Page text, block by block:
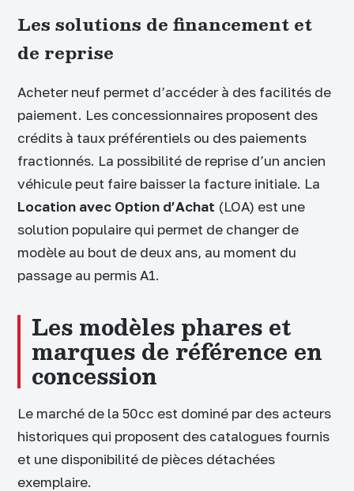
Les solutions de financement et
de reprise
Acheter neuf permet d’accéder à des facilités de
paiement. Les concessionnaires proposent des
crédits à taux préférentiels ou des paiements
fractionnés. La possibilité de reprise d’un ancien
véhicule peut faire baisser la facture initiale. La
Location avec Option d’Achat (LOA) est une
solution populaire qui permet de changer de
modèle au bout de deux ans, au moment du
passage au permis A1.
Les modèles phares et
marques de référence en
concession
Le marché de la 50cc est dominé par des acteurs
historiques qui proposent des catalogues fournis
et une disponibilité de pièces détachées
exemplaire.